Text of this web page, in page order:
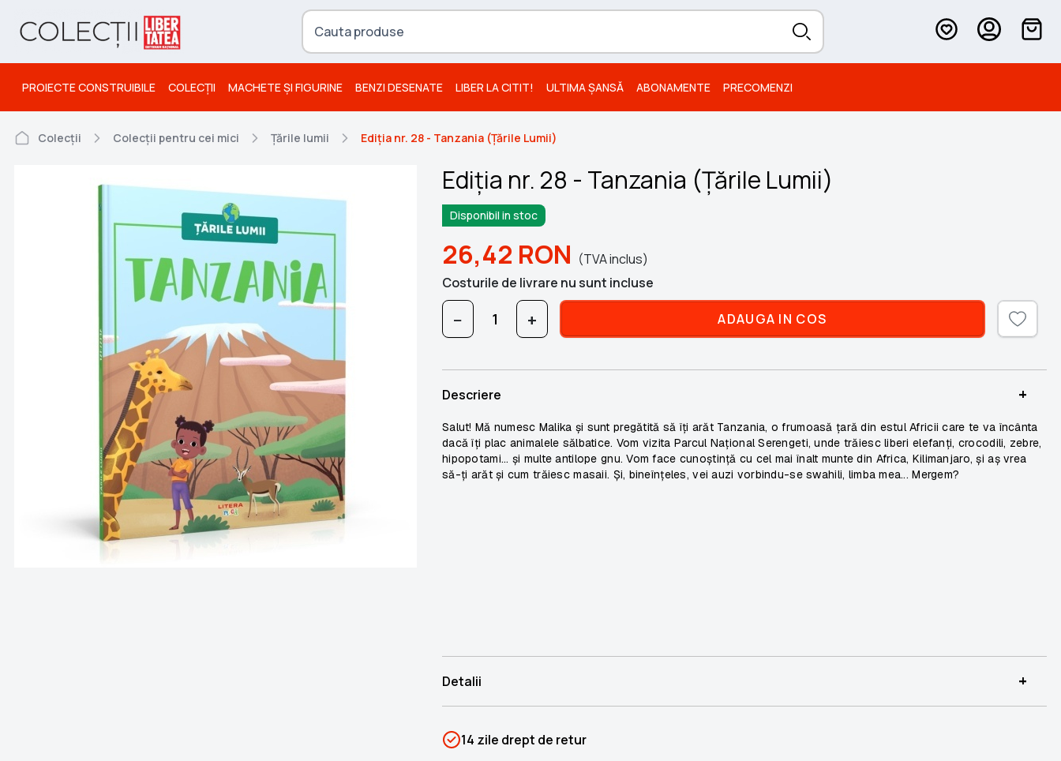
PROIECTE CONSTRUIBILE COLECȚII MACHETE ȘI FIGURINE BENZI DESENATE LIBER LA CITIT! ULTIMA ȘANSĂ ABONAMENTE PRECOMENZI
Colecții Colecții pentru cei mici Țările lumii Ediția nr. 28 - Tanzania (Țările Lumii)
Ediția nr. 28 - Tanzania (Țările Lumii)
Disponibil in stoc
26,42 RON (TVA inclus)
Costurile de livrare nu sunt incluse
− + ADAUGA IN COS
Descriere +
Salut! Mă numesc Malika și sunt pregătită să îți arăt Tanzania, o frumoasă țară din estul Africii care te va încânta
dacă îți plac animalele sălbatice. Vom vizita Parcul Național Serengeti, unde trăiesc liberi elefanți, crocodili, zebre,
hipopotami... și multe antilope gnu. Vom face cunoștință cu cel mai înalt munte din Africa, Kilimanjaro, și aș vrea
să-ți arăt și cum trăiesc masaii. Și, bineînțeles, vei auzi vorbindu-se swahili, limba mea... Mergem?
Detalii +
Categorii
Țările lumii
14 zile drept de retur